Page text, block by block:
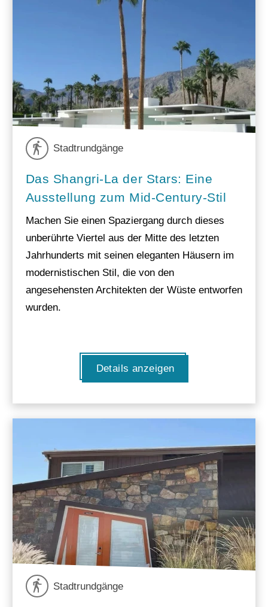
Stadtrundgänge
Das Shangri-La der Stars: Eine
Ausstellung zum Mid-Century-Stil
Machen Sie einen Spaziergang durch dieses
unberührte Viertel aus der Mitte des letzten
Jahrhunderts mit seinen eleganten Häusern im
modernistischen Stil, die von den
angesehensten Architekten der Wüste entworfen
wurden.
Details anzeigen
Stadtrundgänge